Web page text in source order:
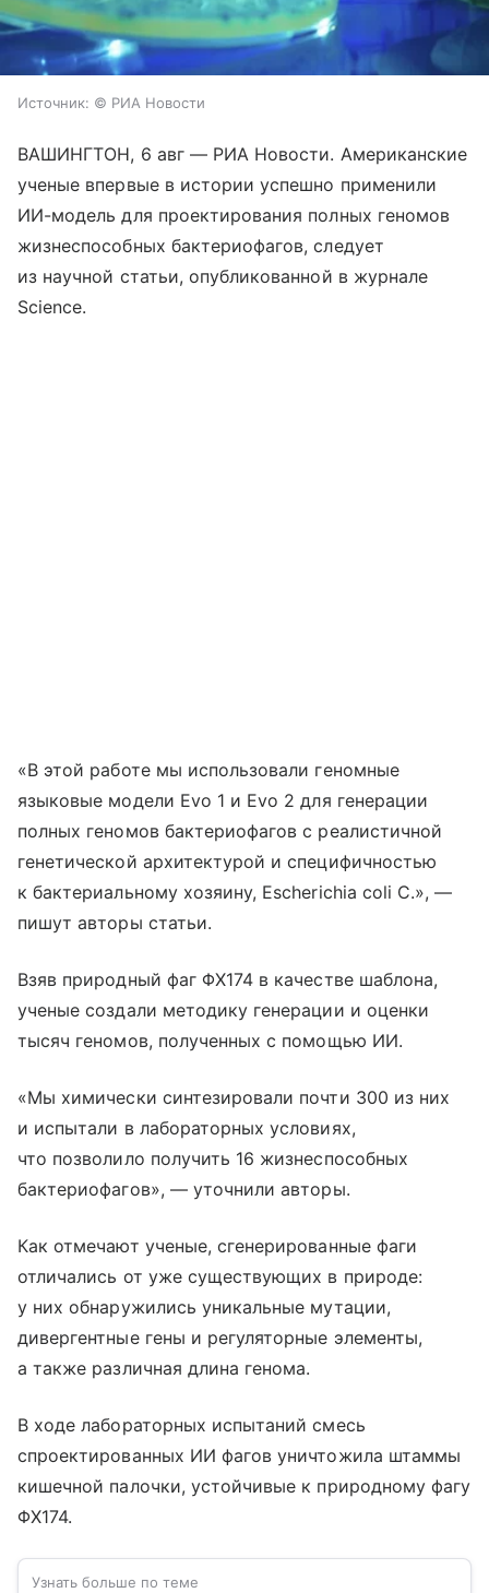
Источник: © РИА Новости
ВАШИНГТОН, 6 авг — РИА Новости. Американские
ученые впервые в истории успешно применили
ИИ-модель для проектирования полных геномов
жизнеспособных бактериофагов, следует
из научной статьи, опубликованной в журнале
Science.
«В этой работе мы использовали геномные
языковые модели Evo 1 и Evo 2 для генерации
полных геномов бактериофагов с реалистичной
генетической архитектурой и специфичностью
к бактериальному хозяину, Escherichia coli C.», —
пишут авторы статьи.
Взяв природный фаг ΦX174 в качестве шаблона,
ученые создали методику генерации и оценки
тысяч геномов, полученных с помощью ИИ.
«Мы химически синтезировали почти 300 из них
и испытали в лабораторных условиях,
что позволило получить 16 жизнеспособных
бактериофагов», — уточнили авторы.
Как отмечают ученые, сгенерированные фаги
отличались от уже существующих в природе:
у них обнаружились уникальные мутации,
дивергентные гены и регуляторные элементы,
а также различная длина генома.
В ходе лабораторных испытаний смесь
спроектированных ИИ фагов уничтожила штаммы
кишечной палочки, устойчивые к природному фагу
ΦX174.
Узнать больше по теме